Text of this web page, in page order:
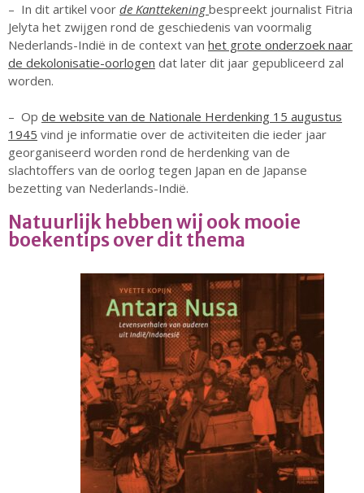
21 juni: Lazy Queer Sunday
augustus 2026
juli 2026
mei 2026
april 2026
maart 2026
februari 2026
januari 2026
december 2025
november 2025
oktober 2025
september 2025
augustus 2025
juli 2025
juni 2025
– In dit artikel voor de Kanttekeningbespreekt journalist Fitria
Jelyta het zwijgen rond de geschiedenis van voormalig
Nederlands-Indië in de context van het grote onderzoek naar
de dekolonisatie-oorlogen dat later dit jaar gepubliceerd zal
worden.
– Op de website van de Nationale Herdenking 15 augustus
1945 vind je informatie over de activiteiten die ieder jaar
georganiseerd worden rond de herdenking van de
slachtoffers van de oorlog tegen Japan en de Japanse
bezetting van Nederlands-Indië.
Natuurlijk hebben wij ook mooie
boekentips over dit thema